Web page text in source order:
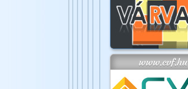
www.cvf.hu